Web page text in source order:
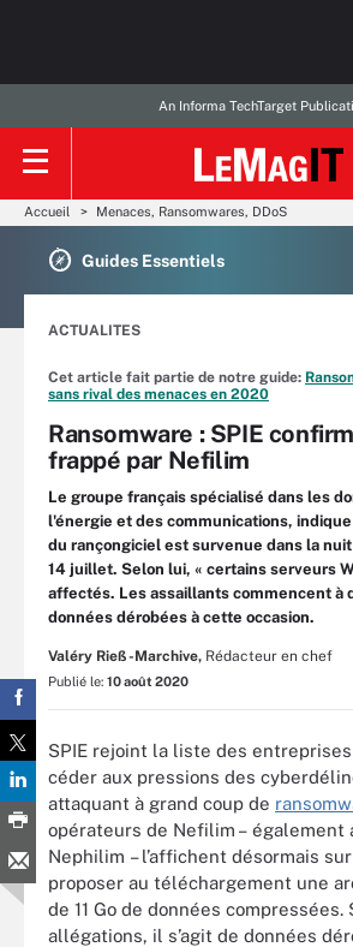
An Informa TechTarget
Accueil Menaces, Ransomwares, DDoS
Guides Essentiels
ACTUALITES
Cet article fait partie de notre guide:
sans rival des menaces en 2020
Ransomware : SPIE
frappé par Nefilim
Le groupe français spécialisé dans les
l'énergie et des communications,
du rançongiciel est survenue dans la nuit
14 juillet. Selon lui, « certains serveurs
affectés. Les assaillants commencent à
données dérobées à cette occasion.
Valéry Rieß-Marchive, Rédacteur en chef
Publié le: 10 août 2020
SPIE rejoint la liste des
céder aux pressions des
attaquant à grand coup de
opérateurs de Nefilim – également
Nephilim – l’affichent désormais
proposer au téléchargement une
de 11 Go de données compressées.
allégations, il s’agit de données